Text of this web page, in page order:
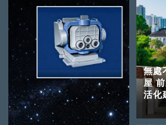
無處
屋
活化